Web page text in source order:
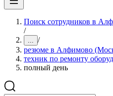
Поиск сотрудников в
/
... /
резюме в Алфимово
техник по ремонту
полный день